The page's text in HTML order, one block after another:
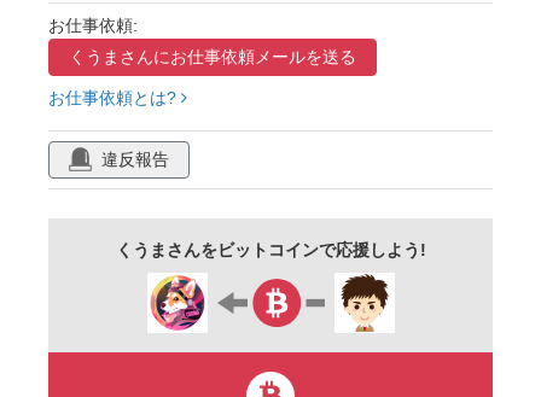
お仕事依頼:
くうまさんにお仕事依頼メールを送る
お仕事依頼とは?
違反報告
くうまさんをビットコインで応援しよう!